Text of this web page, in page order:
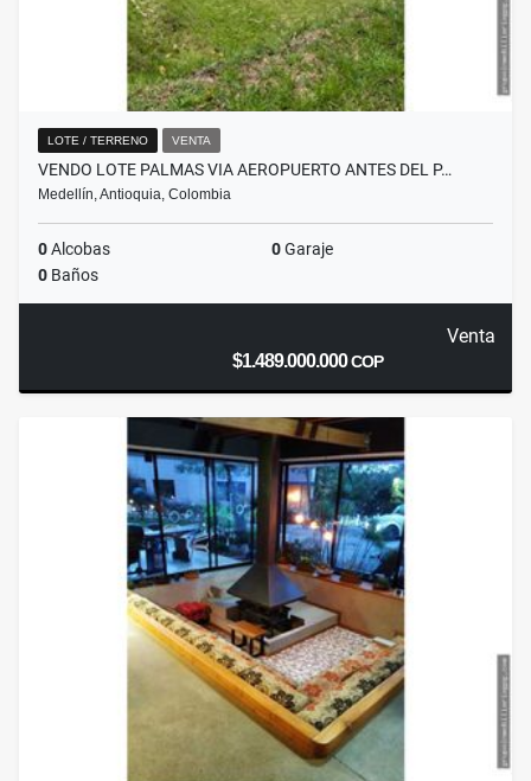
LOTE / TERRENO VENTA
VENDO LOTE PALMAS VIA AEROPUERTO ANTES DEL P…
Medellín, Antioquia, Colombia
0Alcobas 0Garaje
0 Baños
Venta
$1.489.000.000COP